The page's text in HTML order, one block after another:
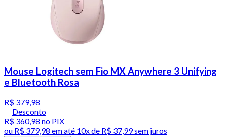
Mouse Logitech sem Fio MX Anywhere 3 Unifying
e Bluetooth Rosa
R$ 379,98
Desconto
R$ 360,98 no PIX
ou R$ 379,98 em até 10x de R$ 37,99 sem juros